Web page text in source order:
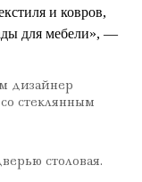
и ковров,
для мебели», —
дизайнер
стеклянным
столовая.